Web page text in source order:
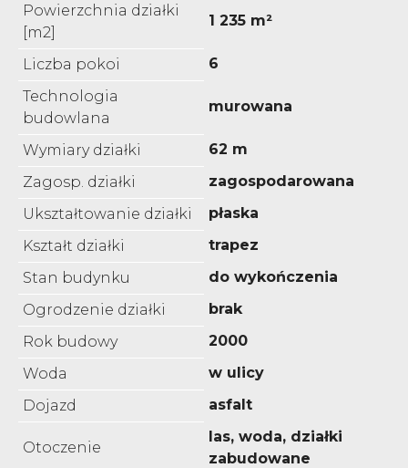
Powierzchnia działki
[m2]
1 235 m²
Liczba pokoi
6
Technologia
budowlana
murowana
Wymiary działki
62 m
Zagosp. działki
zagospodarowana
Ukształtowanie działki
płaska
Kształt działki
trapez
Stan budynku
do wykończenia
Ogrodzenie działki
brak
Rok budowy
2000
Woda
w ulicy
Dojazd
asfalt
Otoczenie
las, woda, działki
zabudowane